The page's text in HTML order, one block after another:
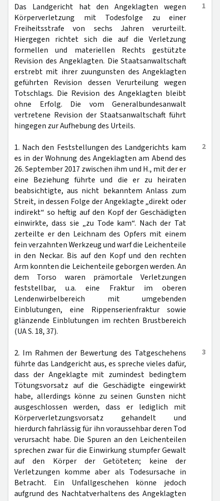
1
Das Landgericht hat den Angeklagten wegen
Körperverletzung mit Todesfolge zu einer
Freiheitsstrafe von sechs Jahren verurteilt.
Hiergegen richtet sich die auf die Verletzung
formellen und materiellen Rechts gestützte
Revision des Angeklagten. Die Staatsanwaltschaft
erstrebt mit ihrer zuungunsten des Angeklagten
geführten Revision dessen Verurteilung wegen
Totschlags. Die Revision des Angeklagten bleibt
ohne Erfolg. Die vom Generalbundesanwalt
vertretene Revision der Staatsanwaltschaft führt
hingegen zur Aufhebung des Urteils.
2
1. Nach den Feststellungen des Landgerichts kam
es in der Wohnung des Angeklagten am Abend des
26. September 2017 zwischen ihm und H., mit der er
eine Beziehung führte und die er zu heiraten
beabsichtigte, aus nicht bekanntem Anlass zum
Streit, in dessen Folge der Angeklagte „direkt oder
indirekt“ so heftig auf den Kopf der Geschädigten
einwirkte, dass sie „zu Tode kam“. Nach der Tat
zerteilte er den Leichnam des Opfers mit einem
fein verzahnten Werkzeug und warf die Leichenteile
in den Neckar. Bis auf den Kopf und den rechten
Arm konnten die Leichenteile geborgen werden. An
dem Torso waren prämortale Verletzungen
feststellbar, u.a. eine Fraktur im oberen
Lendenwirbelbereich mit umgebenden
Einblutungen, eine Rippenserienfraktur sowie
glänzende Einblutungen im rechten Brustbereich
(UA S. 18, 37).
3
2. Im Rahmen der Bewertung des Tatgeschehens
führte das Landgericht aus, es spreche vieles dafür,
dass der Angeklagte mit zumindest bedingtem
Tötungsvorsatz auf die Geschädigte eingewirkt
habe, allerdings könne zu seinen Gunsten nicht
ausgeschlossen werden, dass er lediglich mit
Körperverletzungsvorsatz gehandelt und
hierdurch fahrlässig für ihn voraussehbar deren Tod
verursacht habe. Die Spuren an den Leichenteilen
sprechen zwar für die Einwirkung stumpfer Gewalt
auf den Körper der Getöteten; keine der
Verletzungen komme aber als Todesursache in
Betracht. Ein Unfallgeschehen könne jedoch
aufgrund des Nachtatverhaltens des Angeklagten